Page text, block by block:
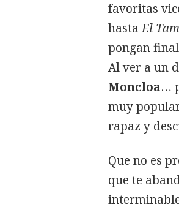
favoritas
hastaEl
pongan
Al ver a un
Moncloa…
muy
rapaz y
Que no es
que te